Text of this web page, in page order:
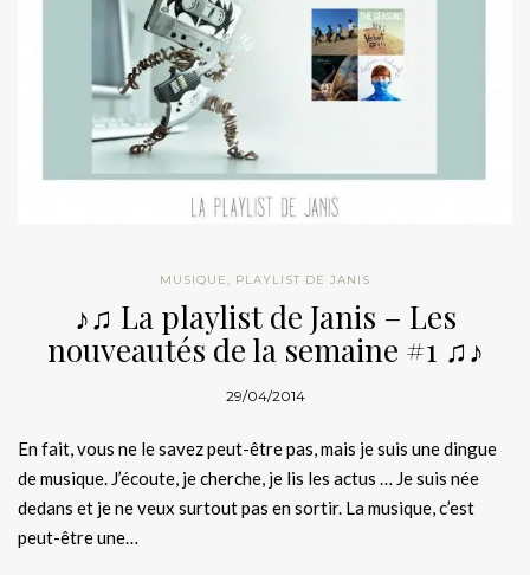
MUSIQUE, PLAYLIST DE JANIS
♪♫ La playlist de Janis – Les
nouveautés de la semaine #1 ♫♪
29/04/2014
En fait, vous ne le savez peut-être pas, mais je suis une dingue
de musique. J’écoute, je cherche, je lis les actus … Je suis née
dedans et je ne veux surtout pas en sortir. La musique, c’est
peut-être une…